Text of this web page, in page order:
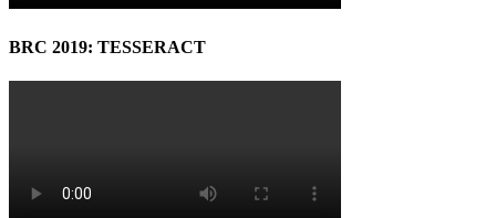
BRC 2019: TESSERACT